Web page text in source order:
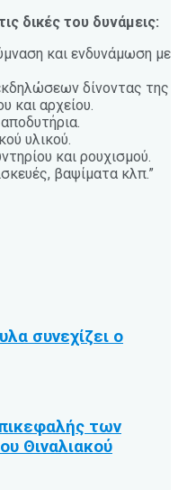
δικές του δυνάμεις:
και ενδυνάμωση με
δίνοντας της
και αρχείου.
υλικού.
και ρουχισμού.
βαψίματα κλπ.”
συνεχίζει ο
των
Θιναλιακού